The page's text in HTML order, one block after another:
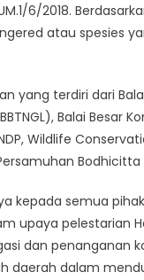
6/2018.
atau spesies
yang terdiri dari
Balai Besar
Wildlife
kepada semua
upaya pelestarian
dan penanganan
dalam